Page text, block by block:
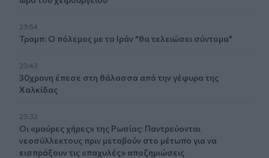
23:54
Τραμπ: Ο πόλεμος με το Ιράν "θα τελειώσει σύντομα"
23:43
30χρονη έπεσε στη θάλασσα από την γέφυρα της
Χαλκίδας
23:32
Οι «μαύρες χήρες» της Ρωσίας: Παντρεύονται
νεοσύλλεκτους πριν μεταβούν στο μέτωπο για να
εισπράξουν τις «παχυλές» αποζημιώσεις